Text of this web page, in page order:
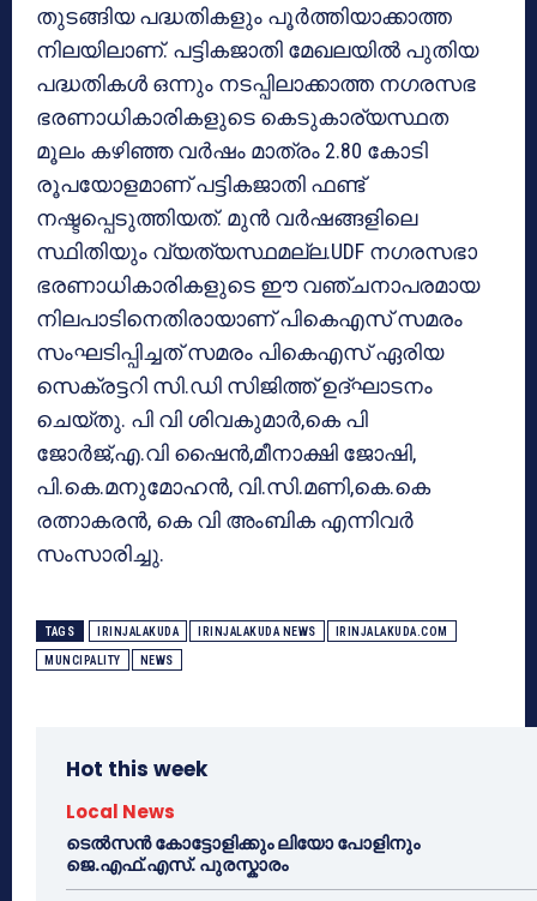
തുടങ്ങിയ പദ്ധതികളും പൂർത്തിയാക്കാത്ത
നിലയിലാണ്. പട്ടികജാതി മേഖലയിൽ പുതിയ
പദ്ധതികൾ ഒന്നും നടപ്പിലാക്കാത്ത നഗരസഭ
ഭരണാധികാരികളുടെ കെടുകാര്യസ്ഥത
മൂലം കഴിഞ്ഞ വർഷം മാത്രം 2.80 കോടി
രൂപയോളമാണ് പട്ടികജാതി ഫണ്ട്
നഷ്ടപ്പെടുത്തിയത്. മുൻ വർഷങ്ങളിലെ
സ്ഥിതിയും വ്യത്യസ്ഥമല്ല.UDF നഗരസഭാ
ഭരണാധികാരികളുടെ ഈ വഞ്ചനാപരമായ
നിലപാടിനെതിരായാണ് പികെഎസ് സമരം
സംഘടിപ്പിച്ചത് സമരം പികെഎസ് ഏരിയ
സെക്രട്ടറി സി.ഡി സിജിത്ത് ഉദ്ഘാടനം
ചെയ്തു. പി വി ശിവകുമാർ,കെ പി
ജോർജ്,എ.വി ഷൈൻ,മീനാക്ഷി ജോഷി,
പി.കെ.മനുമോഹൻ, വി.സി.മണി,കെ.കെ
രത്നാകരൻ, കെ വി അംബിക എന്നിവർ
സംസാരിച്ചു.
TAGS IRINJALAKUDA IRINJALAKUDA NEWS IRINJALAKUDA.COM
MUNCIPALITY NEWS
Hot this week
Local News
ടെൽസൻ കോട്ടോളിക്കും ലിയോ പോളിനും
ജെ.എഫ്.എസ്. പുരസ്കാരം